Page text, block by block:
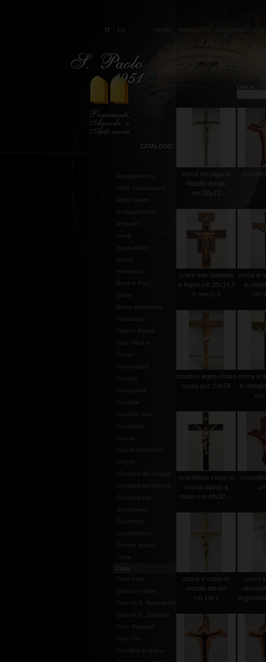
IT EN HOME PRODOTTI CHI SIAMO
Cerca:
CATALOGO
Abbigliamento
Abito francescano
Abito Talare
Acquasantiere
Ampolle
Anelli
Applicazioni
Arazzi
Aspersori
Bordi e Pizzi
Borse
Borse elemosina-
Portacalici
Calici e Pissidi
Calici Molina
Campanelli
Candele
Candele finte
Candelieri
Casule
Casule Pietrobon
Cingoli
Completi da Viaggio
Completi per Messa
Completi per
Sacramenti
Copertine
Copriamboni
Corone statue
Cotte
Croci
Croci Astili
Croci con base
Croci di S. Benedetto
Croci di S. Damiano
Croci Pettorali
Croci Tau
Crocifissi in legno
croce del papa in
metallo dorato
cm.28x12
croce san damiano
in legno cm.20x14,5
X mm.O,5
croce in
in
croce in legno chiaro
corpo pvc 14x24
croce in
in
crocefisso corpo in
resina dipinto a
mano cm.48x32 ...
croce e cristo in
metallo dorato
cm.14x7
croce